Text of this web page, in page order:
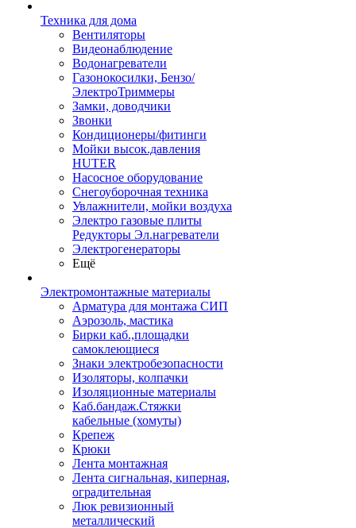
Техника для дома
Вентиляторы
Видеонаблюдение
Водонагреватели
Газонокосилки, Бензо/
ЭлектроТриммеры
Замки, доводчики
Звонки
Кондиционеры/фитинги
Мойки высок.давления
HUTER
Насосное оборудование
Снегоуборочная техника
Увлажнители, мойки воздуха
Электро газовые плиты
Редукторы Эл.нагреватели
Электрогенераторы
Ещё
Электромонтажные материалы
Арматура для монтажа СИП
Аэрозоль, мастика
Бирки каб.,площадки
самоклеющиеся
Знаки электробезопасности
Изоляторы, колпачки
Изоляционные материалы
Каб.бандаж.Стяжки
кабельные (хомуты)
Крепеж
Крюки
Лента монтажная
Лента сигнальная, киперная,
оградительная
Люк ревизионный
металлический